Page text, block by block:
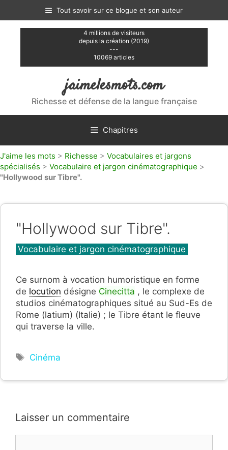
contenu
Tout savoir sur ce blogue et son auteur
4 millions de visiteurs
depuis la création (2019)
---
10069 articles
jaimelesmots.com
Richesse et défense de la langue française
Chapitres
J'aime les mots > Richesse > Vocabulaires et jargons
spécialisés > Vocabulaire et jargon cinématographique >
"Hollywood sur Tibre".
"Hollywood sur Tibre".
Catégories
Vocabulaire et jargon cinématographique
Ce surnom à vocation humoristique en forme
de locution désigne Cinecitta , le complexe de
studios cinématographiques situé au Sud-Es de
Rome (latium) (Italie) ; le Tibre étant le fleuve
qui traverse la ville.
Étiquettes
Cinéma
Laisser un commentaire